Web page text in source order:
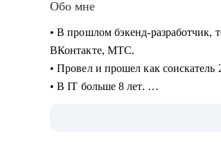
Обо мне
• В прошлом бэкенд-разработчик,
ВКонтакте, МТС.
• Провел и прошел как соискатель
• В IT больше 8 лет.
• Отвечаю за командные